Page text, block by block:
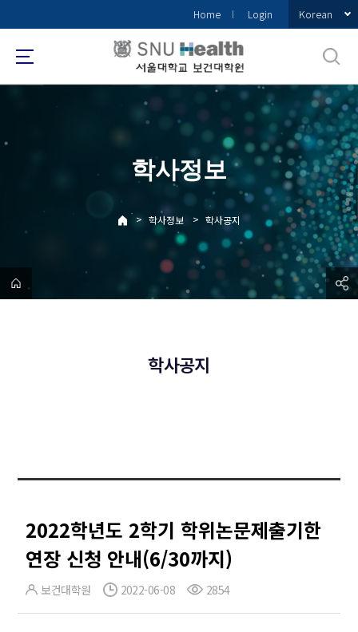
로
메
Home Login Korean
학사정보
> 학사정보 > 학사공지
학사공지
2022학년도 2학기 학위논문제출기한
연장 신청 안내(6/30까지)
보건대학원 2022-06-08 2854